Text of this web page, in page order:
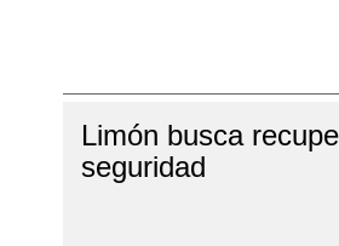
Limón busca
seguridad